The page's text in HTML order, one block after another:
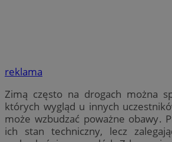
reklama
Zimą często na drogach można
których wygląd u innych
może wzbudzać poważne obawy.
ich stan techniczny, lecz